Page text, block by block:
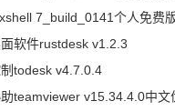
7_build_0141个人免费
软件rustdesk v1.2.3
todesk v4.7.0.4
teamviewer v15.34.4.0中文优化